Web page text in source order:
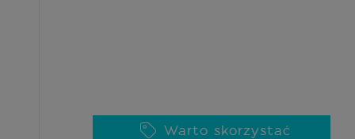
Warto skorzystać